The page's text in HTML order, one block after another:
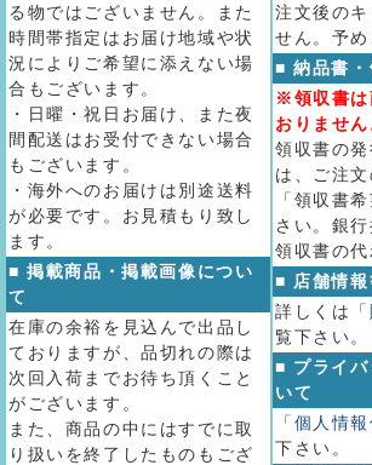
る物ではございません。また
時間帯指定はお届け地域や状
況によりご希望に添えない場
合もございます。
・日曜・祝日お届け、また夜
間配送はお受付できない場合
もございます。
・海外へのお届けは別途送料
が必要です。お見積もり致し
ます。
■ 掲載商品・掲載画像につい
て
在庫の余裕を見込んで出品し
ておりますが、品切れの際は
次回入荷までお待ち頂くこと
がございます。
また、商品の中にはすでに取
り扱いを終了したものもござ
注文後の
せん。予め
■ 納品書・
※領収書は
おりません
領収書の
は、ご注
「領収書
さい。銀
領収書の代
■ 店舗情報
詳しくは
覧下さい。
■ プライバ
いて
「個人情
下さい。